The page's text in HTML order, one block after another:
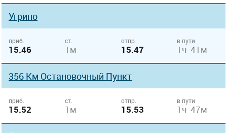
Угрино
приб.
15.46
ст.
1м
отпр.
15.47
в пути
1ч 41м
356 Км Остановочный Пункт
приб.
15.52
ст.
1м
отпр.
15.53
в пути
1ч 47м